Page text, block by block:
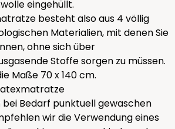
eingehüllt.
besteht also aus 4 völlig
Materialien, mit denen Sie
ohne sich über
Stoffe sorgen zu müssen.
Maße 70 x 140 cm.
Bedarf punktuell gewaschen
wir die Verwendung eines